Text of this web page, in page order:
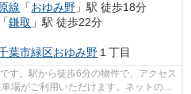
線 「おゆみ野 」駅 徒歩18分
「鎌取 」駅 徒歩22分
葉市緑区おゆみ野１丁目
す。駅から徒歩6分の物件で、アクセス
場がご利用いただけます。ネットの回